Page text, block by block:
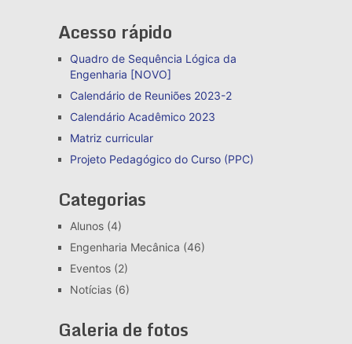
Acesso rápido
Quadro de Sequência Lógica da
Engenharia [NOVO]
Calendário de Reuniões 2023-2
Calendário Acadêmico 2023
Matriz curricular
Projeto Pedagógico do Curso (PPC)
Categorias
Alunos(4)
Engenharia Mecânica (46)
Eventos(2)
Notícias(6)
Galeria de fotos